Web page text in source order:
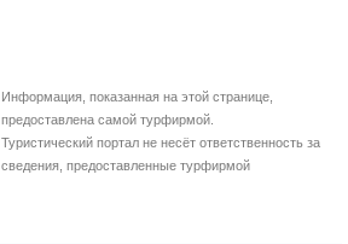
Информация, показанная на этой странице,
предоставлена самой турфирмой.
Туристический портал не несёт ответственность за
сведения, предоставленные турфирмой